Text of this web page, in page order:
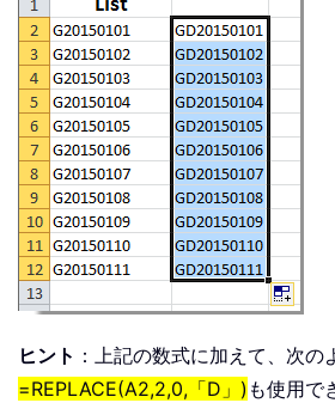
ヒント ：上記の数式に加えて、次の
=REPLACE(A2,2,0,「D」) も使用で